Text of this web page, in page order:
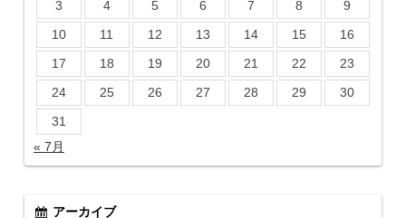
3
4 5 6 7 8
9
10
11 12 13 14 15
16
17
18 19 20 21 22
23
24
25 26 27 28 29
30
31
« 7月
アーカイブ